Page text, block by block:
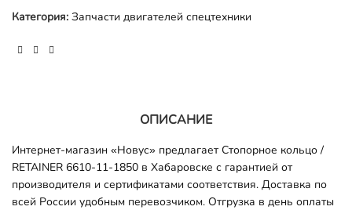
Категория: Запчасти двигателей спецтехники
ОПИСАНИЕ
Интернет-магазин «Новус» предлагает Стопорное кольцо /
RETAINER 6610-11-1850 в Хабаровске с гарантией от
производителя и сертификатами соответствия. Доставка по
всей России удобным перевозчиком. Отгрузка в день оплаты